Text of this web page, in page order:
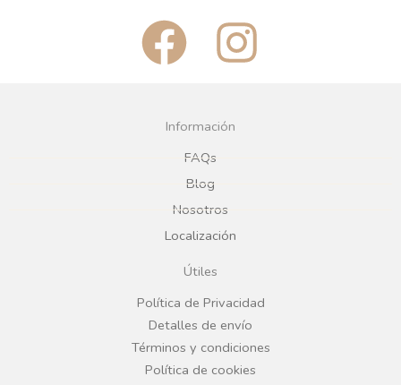
F
a
c
e
b
o
o
k
I
n
g
r
a
Información
FAQs
Blog
Nosotros
Localización
Útiles
Política de Privacidad
Detalles de envío
Términos y condiciones
Política de cookies